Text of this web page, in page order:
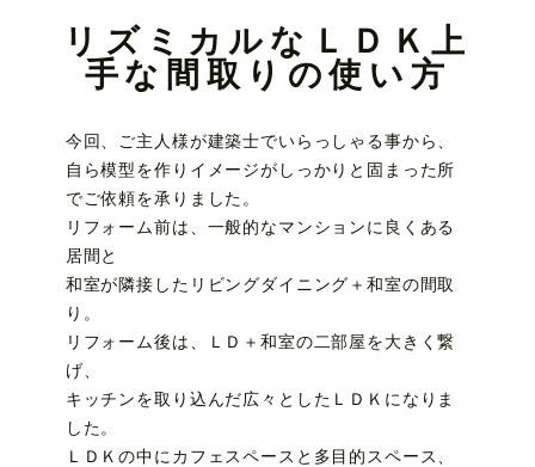
リズミカルなＬＤＫ上
手な間取りの使い方
今回、ご主人様が建築士でいらっしゃる事から、
自ら模型を作りイメージがしっかりと固まった所
でご依頼を承りました。
リフォーム前は、一般的なマンションに良くある
居間と
和室が隣接したリビングダイニング＋和室の間取
り。
リフォーム後は、ＬＤ＋和室の二部屋を大きく繋
げ、
キッチンを取り込んだ広々としたＬＤＫになりま
した。
ＬＤＫの中にカフェスペースと多目的スペース、